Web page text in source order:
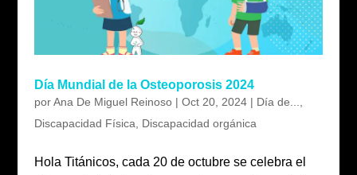
Día Mundial de la Osteoporosis 2024
porAna De Miguel Reinoso| Oct 20, 2024| Día de...
Discapacidad Física
Discapacidad orgánica
Hola Titánicos, cada 20 de octubre se celebra el